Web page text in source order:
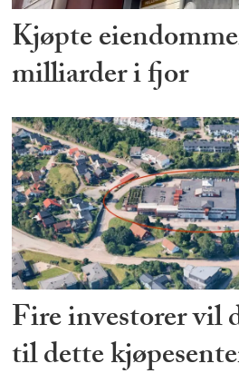
Kjøpte
milliarder i fjor
Fire investorer vil
til dette